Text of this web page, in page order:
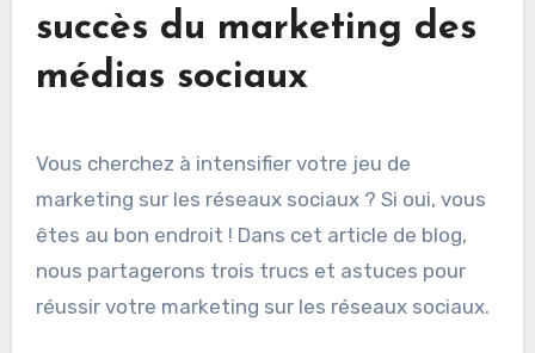
succès du marketing des
médias sociaux
Vous cherchez à intensifier votre jeu de
marketing sur les réseaux sociaux ? Si oui, vous
êtes au bon endroit ! Dans cet article de blog,
nous partagerons trois trucs et astuces pour
réussir votre marketing sur les réseaux sociaux.